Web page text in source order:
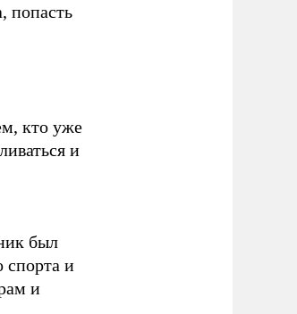
попасть
кто уже
и
был
спорта и
и